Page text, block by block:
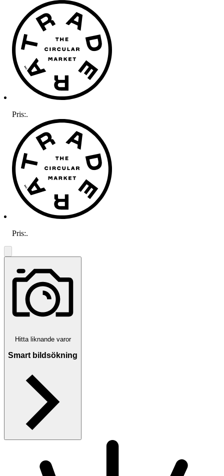
Pris:.
Pris:.
Hitta liknande varor
Smart bildsökning